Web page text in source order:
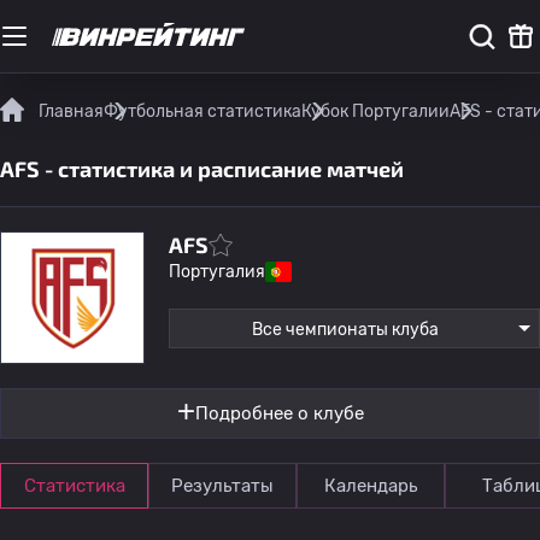
ГлавнаяФутбольная статистикаКубок ПортугалииAFS -
AFS - статистика и расписание матчей
AFS
Португалия
Все чемпионаты клуба
Подробнее о клубе
Статистика Результаты Календарь